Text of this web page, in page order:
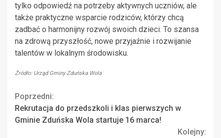
tylko odpowiedź na potrzeby aktywnych uczniów, ale
także praktyczne wsparcie rodziców, którzy chcą
zadbać o harmonijny rozwój swoich dzieci. To szansa
na zdrową przyszłość, nowe przyjaźnie i rozwijanie
talentów w lokalnym środowisku.
Źródło: Urząd Gminy Zduńska Wola
Continue
Reading
Poprzedni:
Rekrutacja do przedszkoli i klas pierwszych w
Gminie Zduńska Wola startuje 16 marca!
Kolejny: